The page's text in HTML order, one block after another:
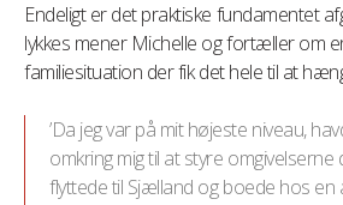
Endeligt er det praktiske fundamentet
lykkes mener Michelle og fortæller om
familiesituation der fik det hele til at
’Da jeg var på mit højeste niveau,
omkring mig til at styre omgivelserne
flyttede til Sjælland og boede hos en